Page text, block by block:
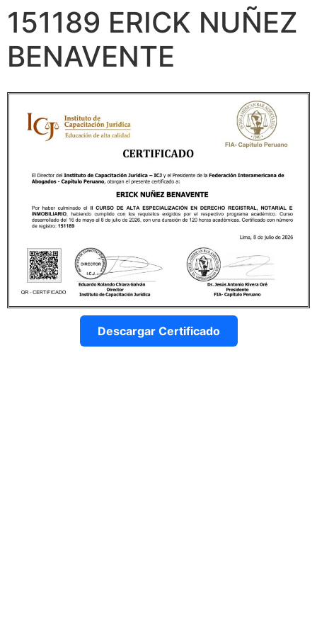
151189 ERICK NUÑEZ
BENAVENTE
Descargar Certificado